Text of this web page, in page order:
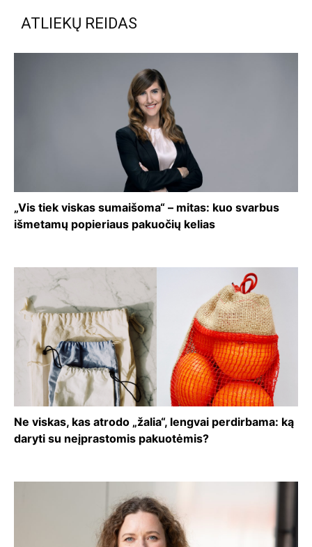
ATLIEKŲ REIDAS
„Vis tiek viskas sumaišoma“ – mitas: kuo svarbus
išmetamų popieriaus pakuočių kelias
Ne viskas, kas atrodo „žalia“, lengvai perdirbama: ką
daryti su neįprastomis pakuotėmis?